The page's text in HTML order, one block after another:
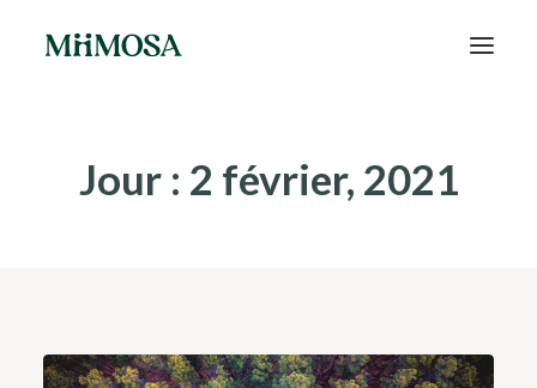
ÉpargneJour : 2 février, 2021